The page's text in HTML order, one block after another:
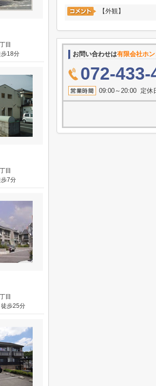
【外観】
お問い合わせは有限会社ホ
072-433-
09:00～20:00 定
目
歩18分
目
7分
目
歩25分